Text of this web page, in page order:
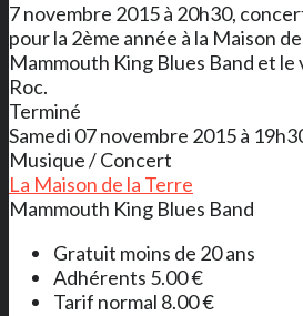
7 novembre 2015 à 20h30,
pour la 2ème année à la Maison
Mammouth King Blues Band et le
Roc.
Terminé
Samedi 07 novembre 2015 à
Musique / Concert
La Maison de la Terre
Mammouth King Blues Band
Gratuit moins de 20 ans
Adhérents 5.00 €
Tarif normal 8.00 €